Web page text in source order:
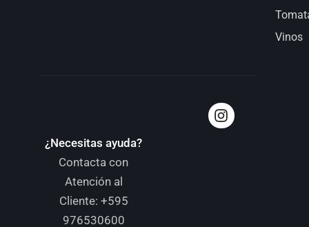
Vinos
¿Necesitas ayuda?
Contacta con
Atención al
Cliente: +595
976530600